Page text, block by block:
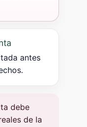
antes
debe
de la